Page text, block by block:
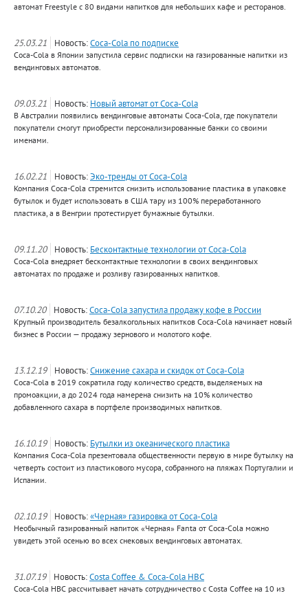
автомат Freestyle с 80 видами напитков для небольших кафе и ресторанов.
25.03.21 Новость:Coca-Cola по подписке
Coca-Cola в Японии запустила сервис подписки на газированные напитки из
вендинговых автоматов.
09.03.21 Новость: Новый автомат от Coca-Cola
В Австралии появились вендинговые автоматы Coca-Cola, где покупатели
покупатели смогут приобрести персонализированные банки со своими
именами.
16.02.21 Новость:Эко-тренды от Coca-Cola
Компания Coca-Cola стремится снизить использование пластика в упаковке
бутылок и будет использовать в США тару из 100% переработанного
пластика, а в Венгрии протестирует бумажные бутылки.
09.11.20 Новость: Бесконтактные технологии от Coca-Cola
Coca-Cola внедряет бесконтактные технологии в своих вендинговых
автоматах по продаже и розливу газированных напитков.
07.10.20 Новость:Coca-Cola запустила продажу кофе в России
Крупный производитель безалкогольных напитков Coca-Cola начинает новый
бизнес в России — продажу зернового и молотого кофе.
13.12.19 Новость:Снижение сахара и скидок от Coca-Cola
Coca-Cola в 2019 сократила году количество средств, выделяемых на
промоакции, а до 2024 года намерена снизить на 10% количество
добавленного сахара в портфеле производимых напитков.
16.10.19 Новость: Бутылки из океанического пластика
Компания Coca-Cola презентовала общественности первую в мире бутылку на
четверть состоит из пластикового мусора, собранного на пляжах Португалии и
Испании.
02.10.19 Новость:«Черная» газировка от Coca-Cola
Необычный газированный напиток «Черная» Fanta от Coca-Cola можно
увидеть этой осенью во всех снековых вендинговых автоматах.
31.07.19 Новость:Costa Coffee & Coca-Cola HBC
Coca-Cola HBC рассчитывает начать сотрудничество с Costa Coffee на 10 из